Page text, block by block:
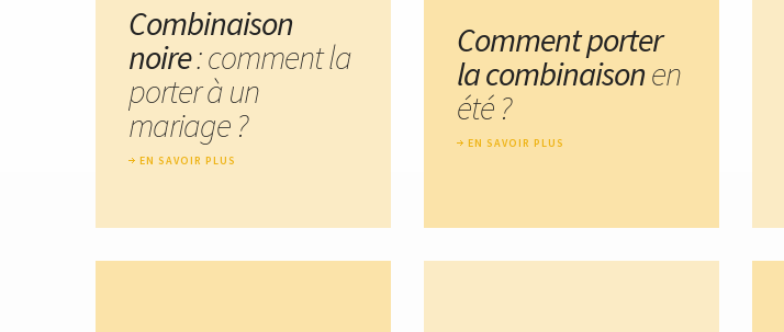
Combinaison
noire: comment la
porter à un
mariage ?
EN SAVOIR PLUS
Comment porter
la combinaisonen
été ?
EN SAVOIR PLUS